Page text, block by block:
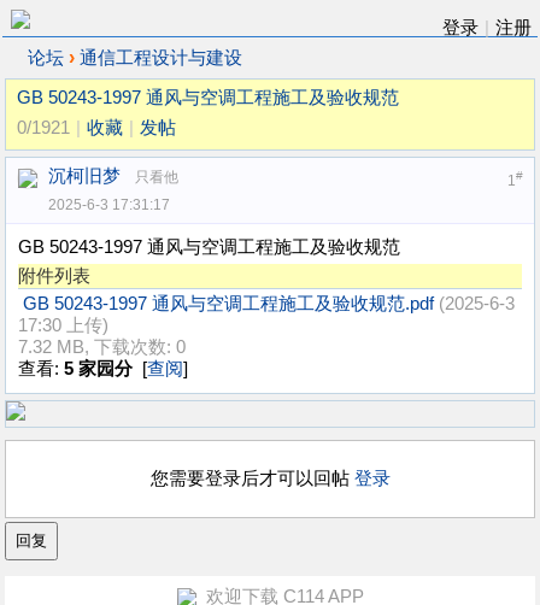
登录
注册
论坛 › 通信工程设计与建设
GB 50243-1997 通风与空调工程施工及验收规范
0/1921
收藏 发帖
1#
沉柯旧梦
只看他
2025-6-3 17:31:17
GB 50243-1997 通风与空调工程施工及验收规范
附件列表
GB 50243-1997 通风与空调工程施工及验收规范.pdf (2025-6-3
17:30 上传)
7.32 MB, 下载次数: 0
查看: 5 家园分 [查阅]
您需要登录后才可以回帖 登录
欢迎下载 C114 APP